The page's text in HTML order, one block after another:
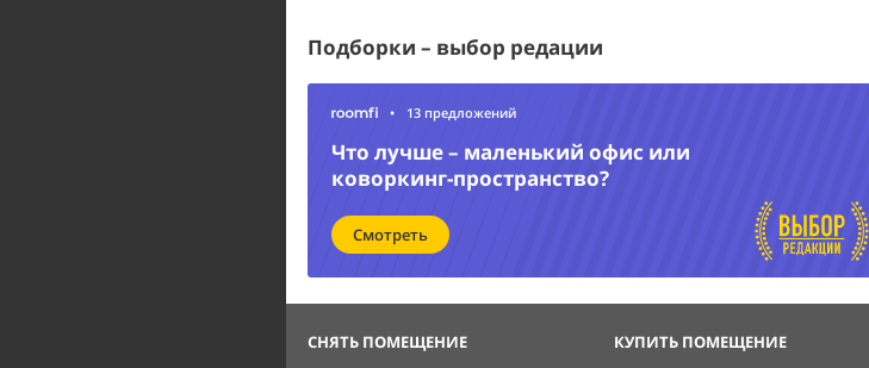
Подборки – выбор редации
• 13 предложений
Что лучше – маленький офис или
коворкинг-пространство?
Смотреть
СНЯТЬ ПОМЕЩЕНИЕ КУПИТЬ ПОМЕЩЕНИЕ